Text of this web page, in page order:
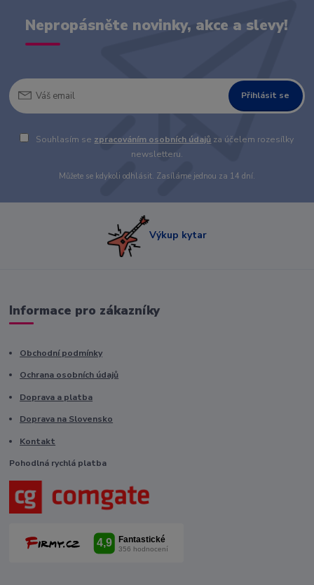
Nepropásněte novinky, akce a slevy!
Přihlásit se
Souhlasím se zpracováním osobních údajů za účelem rozesílky
newsletteru.
Můžete se kdykoli odhlásit. Zasíláme jednou za 14 dní.
Výkup kytar
Informace pro zákazníky
Obchodní podmínky
Ochrana osobních údajů
Doprava a platba
Doprava na Slovensko
Kontakt
Pohodlná rychlá platba